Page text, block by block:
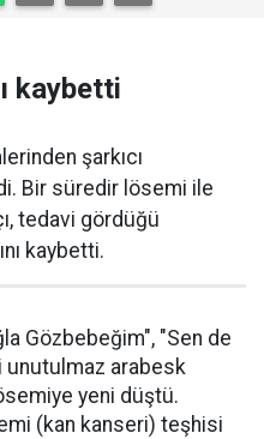
kaybetti
şarkıcı
Bir süredir lösemi ile
tedavi gördüğü
kaybetti.
Gözbebeğim", "Sen de
unutulmaz arabesk
yeni düştü.
(kan kanseri) teşhisi